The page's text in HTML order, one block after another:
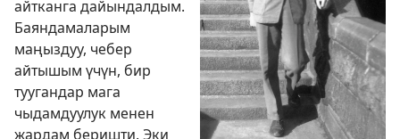
айтканга дайындалдым.
Баяндамаларым
маңыздуу, чебер
айтышым үчүн, бир
туугандар мага
чыдамдуулук менен
жардам беришти. Эки